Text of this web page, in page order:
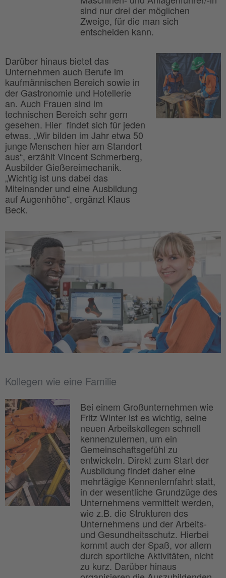
sind nur drei der möglichen
Zweige, für die man sich
entscheiden kann.
Darüber hinaus bietet das
Unternehmen auch Berufe im
kaufmännischen Bereich sowie in
der Gastronomie und Hotellerie
an. Auch Frauen sind im
technischen Bereich sehr gern
gesehen. Hier findet sich für jeden
etwas. „Wir bilden im Jahr etwa 50
junge Menschen hier am Standort
aus“, erzählt Vincent Schmerberg,
Ausbilder Gießereimechanik.
„Wichtig ist uns dabei das
Miteinander und eine Ausbildung
auf Augenhöhe“, ergänzt Klaus
Beck.
Kollegen wie eine Familie
Bei einem Großunternehmen wie
Fritz Winter ist es wichtig, seine
neuen Arbeitskollegen schnell
kennenzulernen, um ein
Gemeinschaftsgefühl zu
entwickeln. Direkt zum Start der
Ausbildung findet daher eine
mehrtägige Kennenlernfahrt statt,
in der wesentliche Grundzüge des
Unternehmens vermittelt werden,
wie z.B. die Strukturen des
Unternehmens und der Arbeits-
und Gesundheitsschutz. Hierbei
kommt auch der Spaß, vor allem
durch sportliche Aktivitäten, nicht
zu kurz. Darüber hinaus